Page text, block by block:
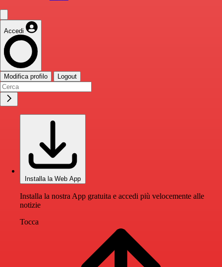
Accedi
Modifica profilo Logout
Installa la Web App
Installa la nostra App gratuita e accedi più velocemente alle
notizie
Tocca